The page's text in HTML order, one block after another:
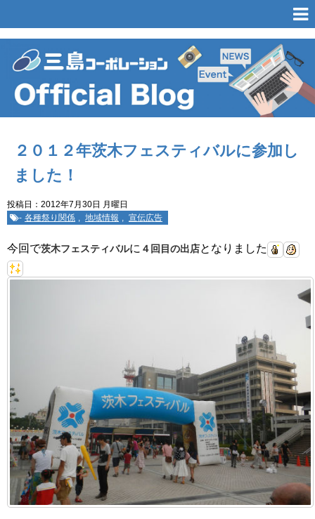
２０１２年茨木フェスティバルに参加し
ました！
投稿日：2012年7月30日 月曜日
- 各種祭り関係 地域情報 宣伝広告
今回で茨木フェスティバルに ４回目の出店となりました